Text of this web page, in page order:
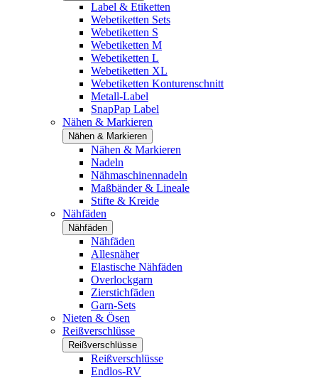
Label & Etiketten
Webetiketten Sets
Webetiketten S
Webetiketten M
Webetiketten L
Webetiketten XL
Webetiketten Konturenschnitt
Metall-Label
SnapPap Label
Nähen & Markieren
Nähen & Markieren
Nähen & Markieren
Nadeln
Nähmaschinennadeln
Maßbänder & Lineale
Stifte & Kreide
Nähfäden
Nähfäden
Nähfäden
Allesnäher
Elastische Nähfäden
Overlockgarn
Zierstichfäden
Garn-Sets
Nieten & Ösen
Reißverschlüsse
Reißverschlüsse
Reißverschlüsse
Endlos-RV